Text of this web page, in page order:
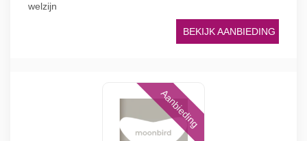
welzijn
BEKIJK AANBIEDING
Aanbieding